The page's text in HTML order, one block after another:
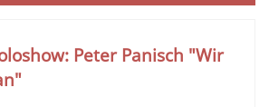
Peter Panisch "Wir